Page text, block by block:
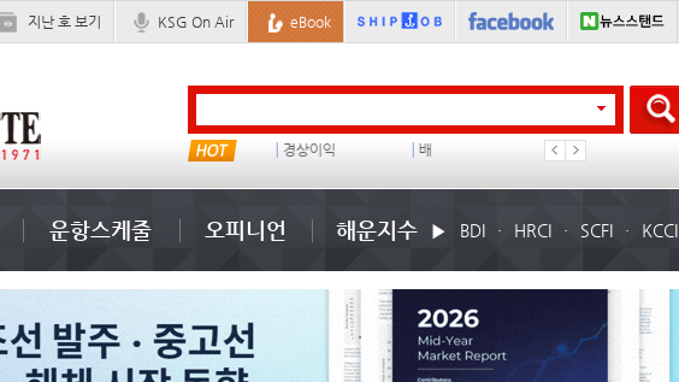
지난 호 보기 KSG On Air eBook
미국 경상이익 배 부산신항
운항스케줄 오피니언 해운지수 BDI HRCI SCFI KCCI